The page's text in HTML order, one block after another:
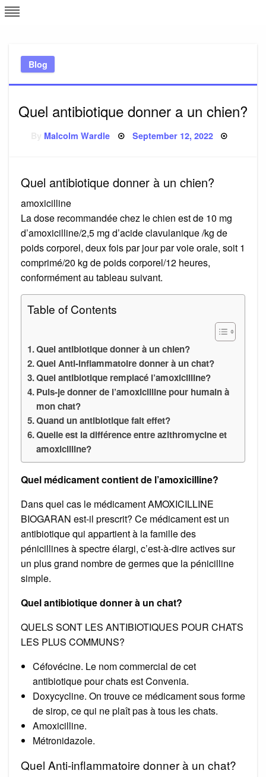
Skip
to
Blog
Quel antibiotique donner a un chien?
Malcolm Wardle Posted
September 12, 2022
Quel antibiotique donner à un chien?
amoxicilline
La dose recommandée chez le chien est de 10 mg
d’amoxicilline/2,5 mg d’acide clavulanique /kg de
poids corporel, deux fois par jour par voie orale, soit 1
comprimé/20 kg de poids corporel/12 heures,
conformément au tableau suivant.
Table of Contents
Quel antibiotique donner à un chien?
Quel Anti-inflammatoire donner à un chat?
Quel antibiotique remplacé l’amoxicilline?
Puis-je donner de l’amoxicilline pour humain à
mon chat?
Quand un antibiotique fait effet?
Quelle est la différence entre azithromycine et
amoxicilline?
Quel médicament contient de l’amoxicilline?
Dans quel cas le médicament AMOXICILLINE
BIOGARAN est-il prescrit? Ce médicament est un
antibiotique qui appartient à la famille des
pénicillines à spectre élargi, c’est-à-dire actives sur
un plus grand nombre de germes que la pénicilline
simple.
Quel antibiotique donner à un chat?
QUELS SONT LES ANTIBIOTIQUES POUR CHATS
LES PLUS COMMUNS?
Céfovécine. Le nom commercial de cet
antibiotique pour chats est Convenia.
Doxycycline. On trouve ce médicament sous forme
de sirop, ce qui ne plaît pas à tous les chats.
Amoxicilline.
Métronidazole.
Quel Anti-inflammatoire donner à un chat?